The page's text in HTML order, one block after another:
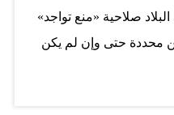
صلاحية «منع تواجد»
محددة حتى وإن لم يكن